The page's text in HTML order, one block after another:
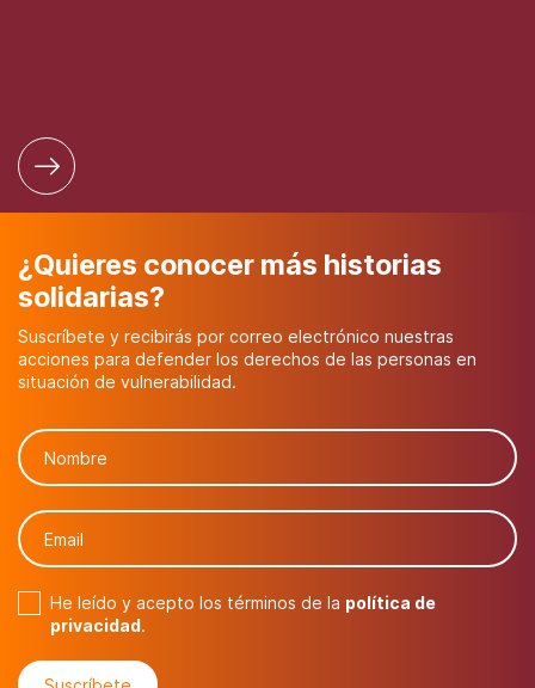
¿Quieres conocer más historias
solidarias?
Suscríbete y recibirás por correo electrónico nuestras
acciones para defender los derechos de las personas en
situación de vulnerabilidad.
He leído y acepto los términos de la política de
privacidad.